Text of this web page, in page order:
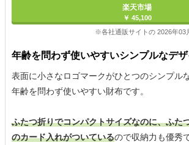
楽天市場
￥ 45,100
※各社通販サイトの 2026年03
年齢を問わず使いやすいシンプルなデ
表面に小さなロゴマークがひとつのシンプル
年齢を問わず使いやすい財布です。
ふたつ折りでコンパクトサイズなのに、ふた
のカード入れがついているので収納力も優秀